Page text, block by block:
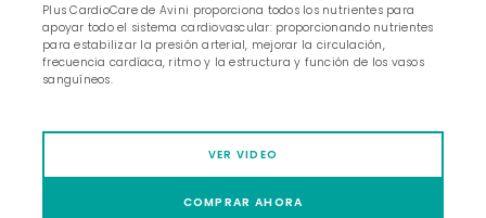
Plus CardioCare de Avini proporciona todos los nutrientes para
apoyar todo el sistema cardiovascular: proporcionando nutrientes
para estabilizar la presión arterial, mejorar la circulación,
frecuencia cardíaca, ritmo y la estructura y función de los vasos
sanguíneos.
VER VIDEO
COMPRAR AHORA